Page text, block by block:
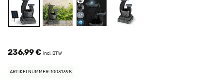
236,99 € incl. BTW
ARTIKELNUMMER: 10031398